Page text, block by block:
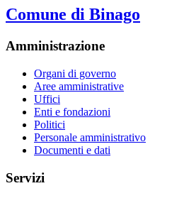
Comune di Binago
Amministrazione
Organi di governo
Aree amministrative
Uffici
Enti e fondazioni
Politici
Personale amministrativo
Documenti e dati
Servizi